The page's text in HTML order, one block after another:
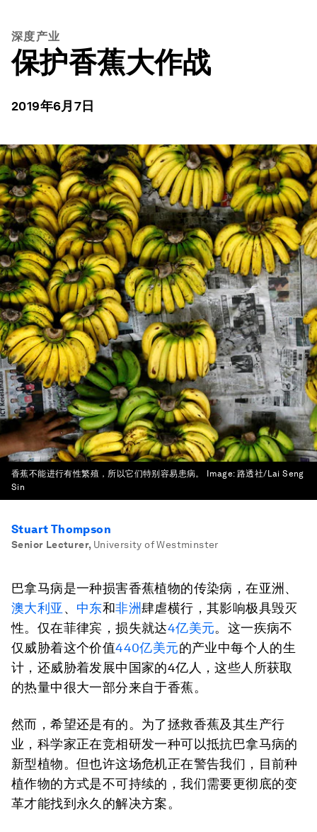
深度产业
保护香蕉大作战
2019年6月7日
香蕉不能进行有性繁殖，所以它们特别容易患病。 Image:路透社/Lai Seng
Sin
Stuart Thompson
Senior Lecturer, University of Westminster
巴拿马病是一种损害香蕉植物的传染病，在亚洲、
澳大利亚 、 中东和非洲肆虐横行，其影响极具毁灭
性。仅在菲律宾，损失就达4亿美元。这一疾病不
仅威胁着这个价值440亿美元的产业中每个人的生
计，还威胁着发展中国家的4亿人，这些人所获取
的热量中很大一部分来自于香蕉。
然而，希望还是有的。为了拯救香蕉及其生产行
业，科学家正在竞相研发一种可以抵抗巴拿马病的
新型植物。但也许这场危机正在警告我们，目前种
植作物的方式是不可持续的，我们需要更彻底的变
革才能找到永久的解决方案。